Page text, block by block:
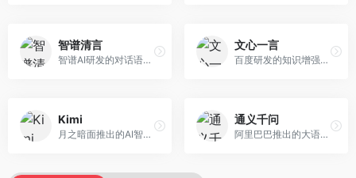
智谱清言
智谱AI研发的对话语言模型，支持中英双语交互。面向中文用户和开发者，提供知识问答、代码编写、文档解读等服务，开源生态完善，学术研究背景深厚。
文心一言
百度研发的知识增强大语言模型，深度融合百度知识图谱和搜索能力。面向中文用户，提供知识问答、文本创作、逻辑推理等服务，中文语境理解准确，知识覆盖面广。
Kimi
月之暗面推出的AI智能助手，核心优势在于超长文本处理能力，支持20万字以上文档分析。面向学术研究者、职场人士和内容创作者，提供文档解读、PPT生成、联网搜索等综合服务。
通义千问
阿里巴巴推出的大语言模型平台，提供对话问答、文档处理、图像理解、代码编写等全方位AI服务。面向企业用户和个人开发者，集成阿里云生态，支持多模态交互，企业级安全保障。